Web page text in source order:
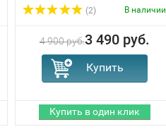
(2) В наличии
4 900 руб.3 490 руб.